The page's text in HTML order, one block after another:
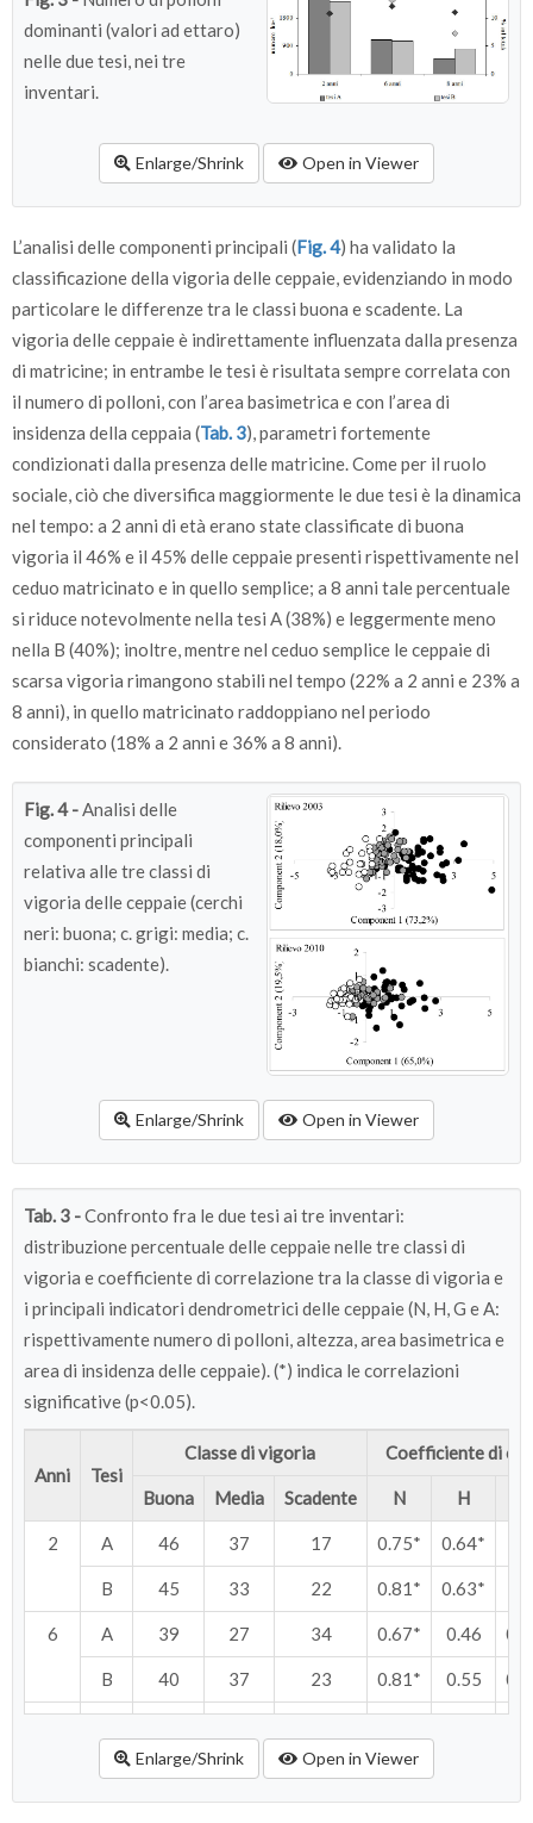
Matricine 1.6
Totale -
D med - 4.8
Matricine 27.5 34.8 37.2
dominanti (valori ad ettaro)
nelle due tesi, nei tre
inventari.
Enlarge/Shrink Open in Viewer
L’analisi delle componenti principali (Fig. 4) ha validato la
classificazione della vigoria delle ceppaie, evidenziando in modo
particolare le differenze tra le classi buona e scadente. La
vigoria delle ceppaie è indirettamente influenzata dalla presenza
di matricine; in entrambe le tesi è risultata sempre correlata con
il numero di polloni, con l’area basimetrica e con l’area di
insidenza della ceppaia (Tab. 3), parametri fortemente
condizionati dalla presenza delle matricine. Come per il ruolo
sociale, ciò che diversifica maggiormente le due tesi è la dinamica
nel tempo: a 2 anni di età erano state classificate di buona
vigoria il 46% e il 45% delle ceppaie presenti rispettivamente nel
ceduo matricinato e in quello semplice; a 8 anni tale percentuale
si riduce notevolmente nella tesi A (38%) e leggermente meno
nella B (40%); inoltre, mentre nel ceduo semplice le ceppaie di
scarsa vigoria rimangono stabili nel tempo (22% a 2 anni e 23% a
8 anni), in quello matricinato raddoppiano nel periodo
considerato (18% a 2 anni e 36% a 8 anni).
Fig. 4 -Analisi delle
componenti principali
relativa alle tre classi di
vigoria delle ceppaie (cerchi
neri: buona; c. grigi: media; c.
bianchi: scadente).
Enlarge/Shrink Open in Viewer
Tab. 3 -Confronto fra le due tesi ai tre inventari:
distribuzione percentuale delle ceppaie nelle tre classi di
vigoria e coefficiente di correlazione tra la classe di vigoria e
i principali indicatori dendrometrici delle ceppaie (N, H, G e A:
rispettivamente numero di polloni, altezza, area basimetrica e
area di insidenza delle ceppaie). (*) indica le correlazioni
significative (p<0.05).
Anni Tesi
Classe di vigoria Coefficiente di
Buona Media Scadente N H
2 A 46 37 17 0.75* 0.64*
B 45 33 22 0.81* 0.63*
6 A 39 27 34 0.67* 0.46
B 40 37 23 0.81* 0.55
40 37 23 0.77*
Enlarge/Shrink Open in Viewer